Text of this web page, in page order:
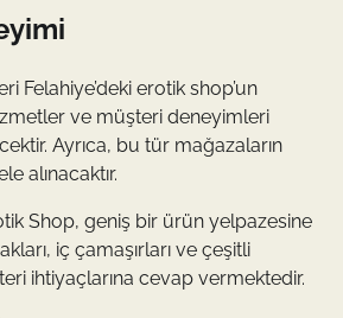
Felahiye’deki erotik shop’un
ve müşteri deneyimleri
Ayrıca, bu tür mağazaların
alınacaktır.
Shop, geniş bir ürün yelpazesine
iç çamaşırları ve çeşitli
ihtiyaçlarına cevap vermektedir.